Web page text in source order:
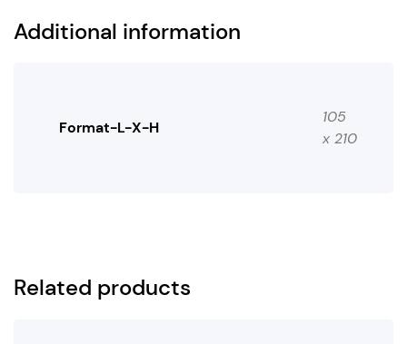
Additional information
Format-L-X-H
105
x 210
Related products